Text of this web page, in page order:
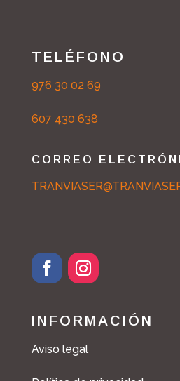
TELÉFONO
976 30 02 69
607 430 638
CORREO
c
e
b
o
s
t
a
g
INFORMACIÓN
Aviso legal